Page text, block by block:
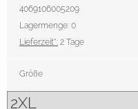
4069106005209
Lagermenge: 0
Lieferzeit*: 2 Tage
Größe